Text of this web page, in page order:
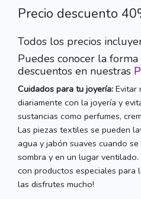
Precio descuento
Todos los precios
Puedes conocer la
descuentos en nuestras
Cuidados para tu joyería: Evitar
diariamente con la joyería y
sustancias como perfumes,
Las piezas textiles se pueden
agua y jabón suaves cuando
sombra y en un lugar
con productos especiales para
las disfrutes mucho!